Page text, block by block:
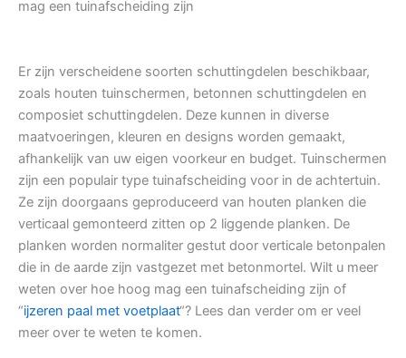
mag een tuinafscheiding zijn
Er zijn verscheidene soorten schuttingdelen beschikbaar,
zoals houten tuinschermen, betonnen schuttingdelen en
composiet schuttingdelen. Deze kunnen in diverse
maatvoeringen, kleuren en designs worden gemaakt,
afhankelijk van uw eigen voorkeur en budget. Tuinschermen
zijn een populair type tuinafscheiding voor in de achtertuin.
Ze zijn doorgaans geproduceerd van houten planken die
verticaal gemonteerd zitten op 2 liggende planken. De
planken worden normaliter gestut door verticale betonpalen
die in de aarde zijn vastgezet met betonmortel. Wilt u meer
weten over hoe hoog mag een tuinafscheiding zijn of
“ijzeren paal met voetplaat“? Lees dan verder om er veel
meer over te weten te komen.